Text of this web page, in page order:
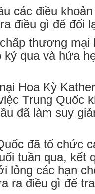
các điều
điều gì để đổi
thương mại
kỷ qua và hứa
Hoa Kỳ
Trung Quốc
đã làm suy
đã tổ chức
tuần qua, kết
lỏng các hạn
ra điều gì để